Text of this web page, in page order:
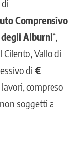
Comprensivo
degli Alburni“,
Cilento, Vallo di
di €
compreso
soggetti a